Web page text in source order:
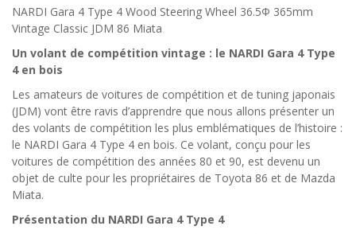
NARDI Gara 4 Type 4 Wood Steering Wheel 36.5Φ 365mm
Vintage Classic JDM 86 Miata
Un volant de compétition vintage : le NARDI Gara 4 Type
4 en bois
Les amateurs de voitures de compétition et de tuning japonais
(JDM) vont être ravis d’apprendre que nous allons présenter un
des volants de compétition les plus emblématiques de l’histoire :
le NARDI Gara 4 Type 4 en bois. Ce volant, conçu pour les
voitures de compétition des années 80 et 90, est devenu un
objet de culte pour les propriétaires de Toyota 86 et de Mazda
Miata.
Présentation du NARDI Gara 4 Type 4